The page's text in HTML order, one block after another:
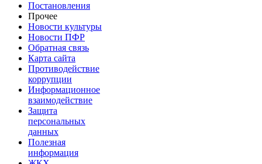
Постановления
Прочее
Новости культуры
Новости ПФР
Обратная связь
Карта сайта
Противодействие
коррупции
Информационное
взаимодействие
Защита
персональных
данных
Полезная
информация